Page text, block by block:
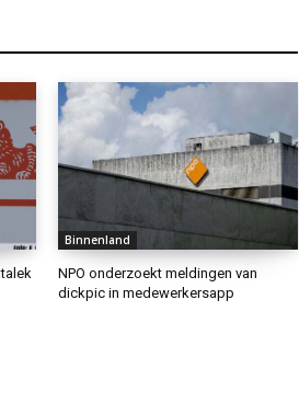
Binnenland
NPO onderzoekt meldingen van
dickpic in medewerkersapp